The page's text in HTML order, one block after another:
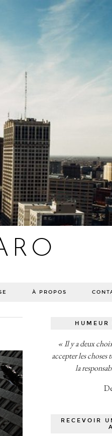
À PROPOS
« Il y a deux
accepter les choses
la
RECEVOIR